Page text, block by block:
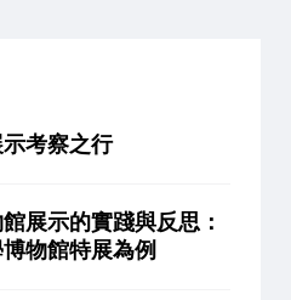
考察之行
展示的實踐與反思：
物館特展為例